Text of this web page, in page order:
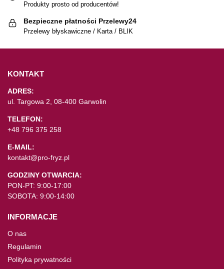
Produkty prosto od producentów!
Bezpieczne płatności Przelewy24
Przelewy błyskawiczne / Karta / BLIK
KONTAKT
ADRES:
ul. Targowa 2, 08-400 Garwolin
TELEFON:
+48 796 375 258
E-MAIL:
kontakt@pro-fryz.pl
GODZINY OTWARCIA:
PON-PT: 9:00-17:00
SOBOTA: 9:00-14:00
INFORMACJE
O nas
Regulamin
Polityka prywatności